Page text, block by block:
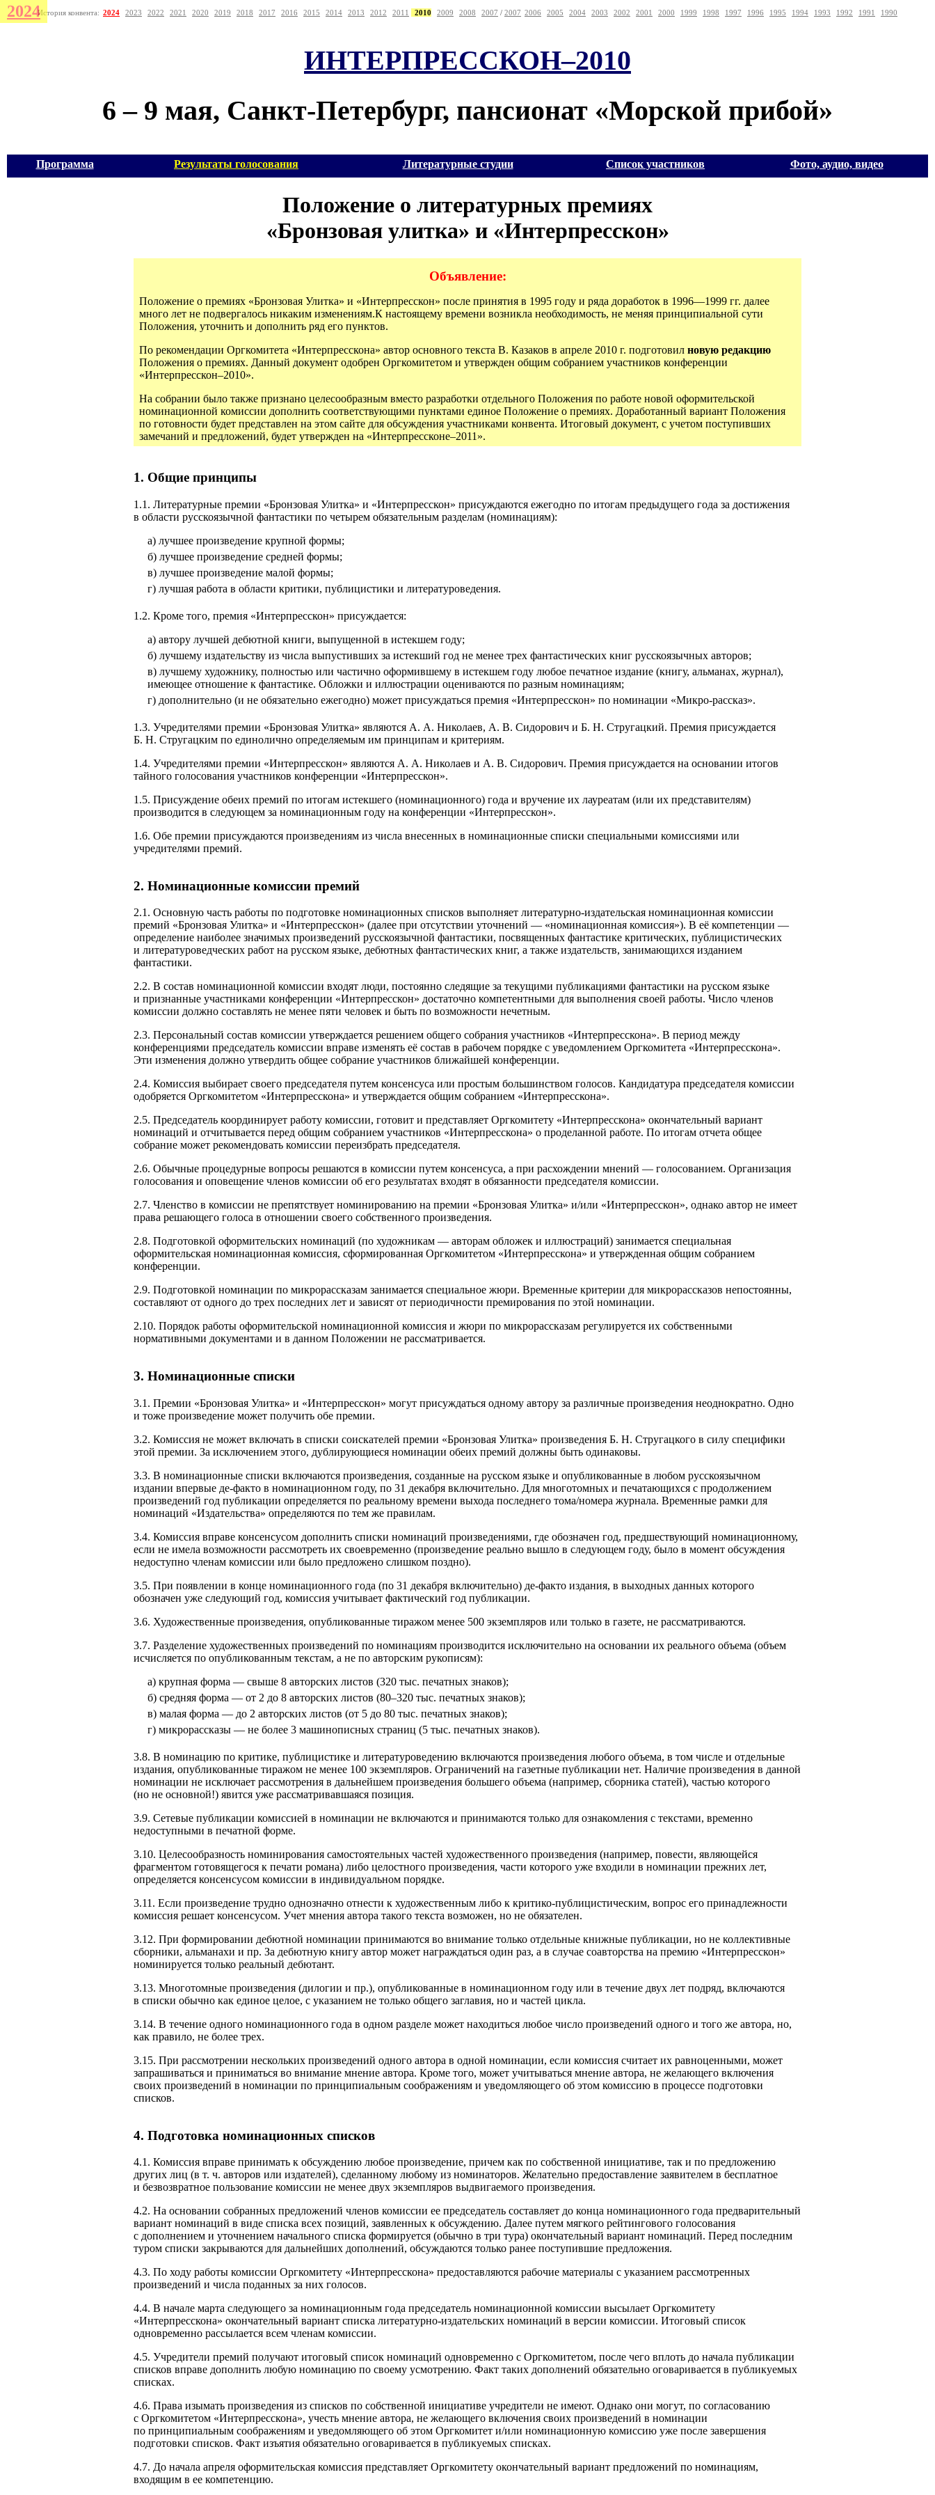
2024История конвента: 2024 2023 2022 2021 2020 2019 2018 2017 2016 2015 2014 2013 2012 2011 2010 2009 2008 2007 / 2007 2006 2005 2004 2003 2002 2001 2000 1999 1998 1997 1996 1995 1994 1993 1992 1991 1990
ИНТЕРПРЕССКОН–2010
6 – 9 мая, Санкт-Петербург, пансионат «Морской прибой»
Программа Результаты голосования Литературные студии Список участников Фото, аудио, видео
Положение о литературных премиях
«Бронзовая улитка» и «Интерпресскон»
Объявление:
Положение о премиях «Бронзовая Улитка» и «Интерпресскон» после принятия в 1995 году и ряда доработок в 1996—1999 гг. далее
много лет не подвергалось никаким изменениям.К настоящему времени возникла необходимость, не меняя принципиальной сути
Положения, уточнить и дополнить ряд его пунктов.
По рекомендации Оргкомитета «Интерпресскона» автор основного текста В. Казаков в апреле 2010 г. подготовил новую редакцию
Положения о премиях. Данный документ одобрен Оргкомитетом и утвержден общим собранием участников конференции
«Интерпресскон–2010».
На собрании было также признано целесообразным вместо разработки отдельного Положения по работе новой оформительской
номинационной комиссии дополнить соответствующими пунктами единое Положение о премиях. Доработанный вариант Положения
по готовности будет представлен на этом сайте для обсуждения участниками конвента. Итоговый документ, с учетом поступивших
замечаний и предложений, будет утвержден на «Интерпрессконе–2011».
1. Общие принципы
1.1. Литературные премии «Бронзовая Улитка» и «Интерпресскон» присуждаются ежегодно по итогам предыдущего года за достижения
в области русскоязычной фантастики по четырем обязательным разделам (номинациям):
а) лучшее произведение крупной формы;
б) лучшее произведение средней формы;
в) лучшее произведение малой формы;
г) лучшая работа в области критики, публицистики и литературоведения.
1.2. Кроме того, премия «Интерпресскон» присуждается:
а) автору лучшей дебютной книги, выпущенной в истекшем году;
б) лучшему издательству из числа выпустивших за истекший год не менее трех фантастических книг русскоязычных авторов;
в) лучшему художнику, полностью или частично оформившему в истекшем году любое печатное издание (книгу, альманах, журнал),
имеющее отношение к фантастике. Обложки и иллюстрации оцениваются по разным номинациям;
г) дополнительно (и не обязательно ежегодно) может присуждаться премия «Интерпресскон» по номинации «Микро-рассказ».
1.3. Учредителями премии «Бронзовая Улитка» являются А. А. Николаев, А. В. Сидорович и Б. Н. Стругацкий. Премия присуждается
Б. Н. Стругацким по единолично определяемым им принципам и критериям.
1.4. Учредителями премии «Интерпресскон» являются А. А. Николаев и А. В. Сидорович. Премия присуждается на основании итогов
тайного голосования участников конференции «Интерпресскон».
1.5. Присуждение обеих премий по итогам истекшего (номинационного) года и вручение их лауреатам (или их представителям)
производится в следующем за номинационным году на конференции «Интерпресскон».
1.6. Обе премии присуждаются произведениям из числа внесенных в номинационные списки специальными комиссиями или
учредителями премий.
2. Номинационные комиссии премий
2.1. Основную часть работы по подготовке номинационных списков выполняет литературно-издательская номинационная комиссии
премий «Бронзовая Улитка» и «Интерпресскон» (далее при отсутствии уточнений — «номинационная комиссия»). В её компетенции —
определение наиболее значимых произведений русскоязычной фантастики, посвященных фантастике критических, публицистических
и литературоведческих работ на русском языке, дебютных фантастических книг, а также издательств, занимающихся изданием
фантастики.
2.2. В состав номинационной комиссии входят люди, постоянно следящие за текущими публикациями фантастики на русском языке
и признанные участниками конференции «Интерпресскон» достаточно компетентными для выполнения своей работы. Число членов
комиссии должно составлять не менее пяти человек и быть по возможности нечетным.
2.3. Персональный состав комиссии утверждается решением общего собрания участников «Интерпресскона». В период между
конференциями председатель комиссии вправе изменять её состав в рабочем порядке с уведомлением Оргкомитета «Интерпресскона».
Эти изменения должно утвердить общее собрание участников ближайшей конференции.
2.4. Комиссия выбирает своего председателя путем консенсуса или простым большинством голосов. Кандидатура председателя комиссии
одобряется Оргкомитетом «Интерпресскона» и утверждается общим собранием «Интерпресскона».
2.5. Председатель координирует работу комиссии, готовит и представляет Оргкомитету «Интерпресскона» окончательный вариант
номинаций и отчитывается перед общим собранием участников «Интерпресскона» о проделанной работе. По итогам отчета общее
собрание может рекомендовать комиссии переизбрать председателя.
2.6. Обычные процедурные вопросы решаются в комиссии путем консенсуса, а при расхождении мнений — голосованием. Организация
голосования и оповещение членов комиссии об его результатах входят в обязанности председателя комиссии.
2.7. Членство в комиссии не препятствует номинированию на премии «Бронзовая Улитка» и/или «Интерпресскон», однако автор не имеет
права решающего голоса в отношении своего собственного произведения.
2.8. Подготовкой оформительских номинаций (по художникам — авторам обложек и иллюстраций) занимается специальная
оформительская номинационная комиссия, сформированная Оргкомитетом «Интерпресскона» и утвержденная общим собранием
конференции.
2.9. Подготовкой номинации по микрорассказам занимается специальное жюри. Временные критерии для микрорассказов непостоянны,
составляют от одного до трех последних лет и зависят от периодичности премирования по этой номинации.
2.10. Порядок работы оформительской номинационной комиссия и жюри по микрорассказам регулируется их собственными
нормативными документами и в данном Положении не рассматривается.
3. Номинационные списки
3.1. Премии «Бронзовая Улитка» и «Интерпресскон» могут присуждаться одному автору за различные произведения неоднократно. Одно
и тоже произведение может получить обе премии.
3.2. Комиссия не может включать в списки соискателей премии «Бронзовая Улитка» произведения Б. Н. Стругацкого в силу специфики
этой премии. За исключением этого, дублирующиеся номинации обеих премий должны быть одинаковы.
3.3. В номинационные списки включаются произведения, созданные на русском языке и опубликованные в любом русскоязычном
издании впервые де-факто в номинационном году, по 31 декабря включительно. Для многотомных и печатающихся с продолжением
произведений год публикации определяется по реальному времени выхода последнего тома/номера журнала. Временные рамки для
номинаций «Издательства» определяются по тем же правилам.
3.4. Комиссия вправе консенсусом дополнить списки номинаций произведениями, где обозначен год, предшествующий номинационному,
если не имела возможности рассмотреть их своевременно (произведение реально вышло в следующем году, было в момент обсуждения
недоступно членам комиссии или было предложено слишком поздно).
3.5. При появлении в конце номинационного года (по 31 декабря включительно) де-факто издания, в выходных данных которого
обозначен уже следующий год, комиссия учитывает фактический год публикации.
3.6. Художественные произведения, опубликованные тиражом менее 500 экземпляров или только в газете, не рассматриваются.
3.7. Разделение художественных произведений по номинациям производится исключительно на основании их реального объема (объем
исчисляется по опубликованным текстам, а не по авторским рукописям):
а) крупная форма — свыше 8 авторских листов (320 тыс. печатных знаков);
б) средняя форма — от 2 до 8 авторских листов (80–320 тыс. печатных знаков);
в) малая форма — до 2 авторских листов (от 5 до 80 тыс. печатных знаков);
г) микрорассказы — не более 3 машинописных страниц (5 тыс. печатных знаков).
3.8. В номинацию по критике, публицистике и литературоведению включаются произведения любого объема, в том числе и отдельные
издания, опубликованные тиражом не менее 100 экземпляров. Ограничений на газетные публикации нет. Наличие произведения в данной
номинации не исключает рассмотрения в дальнейшем произведения большего объема (например, сборника статей), частью которого
(но не основной!) явится уже рассматривавшаяся позиция.
3.9. Сетевые публикации комиссией в номинации не включаются и принимаются только для ознакомления с текстами, временно
недоступными в печатной форме.
3.10. Целесообразность номинирования самостоятельных частей художественного произведения (например, повести, являющейся
фрагментом готовящегося к печати романа) либо целостного произведения, части которого уже входили в номинации прежних лет,
определяется консенсусом комиссии в индивидуальном порядке.
3.11. Если произведение трудно однозначно отнести к художественным либо к критико-публицистическим, вопрос его принадлежности
комиссия решает консенсусом. Учет мнения автора такого текста возможен, но не обязателен.
3.12. При формировании дебютной номинации принимаются во внимание только отдельные книжные публикации, но не коллективные
сборники, альманахи и пр. За дебютную книгу автор может награждаться один раз, а в случае соавторства на премию «Интерпресскон»
номинируется только реальный дебютант.
3.13. Многотомные произведения (дилогии и пр.), опубликованные в номинационном году или в течение двух лет подряд, включаются
в списки обычно как единое целое, с указанием не только общего заглавия, но и частей цикла.
3.14. В течение одного номинационного года в одном разделе может находиться любое число произведений одного и того же автора, но,
как правило, не более трех.
3.15. При рассмотрении нескольких произведений одного автора в одной номинации, если комиссия считает их равноценными, может
запрашиваться и приниматься во внимание мнение автора. Кроме того, может учитываться мнение автора, не желающего включения
своих произведений в номинации по принципиальным соображениям и уведомляющего об этом комиссию в процессе подготовки
списков.
4. Подготовка номинационных списков
4.1. Комиссия вправе принимать к обсуждению любое произведение, причем как по собственной инициативе, так и по предложению
других лиц (в т. ч. авторов или издателей), сделанному любому из номинаторов. Желательно предоставление заявителем в бесплатное
и безвозвратное пользование комиссии не менее двух экземпляров выдвигаемого произведения.
4.2. На основании собранных предложений членов комиссии ее председатель составляет до конца номинационного года предварительный
вариант номинаций в виде списка всех позиций, заявленных к обсуждению. Далее путем мягкого рейтингового голосования
с дополнением и уточнением начального списка формируется (обычно в три тура) окончательный вариант номинаций. Перед последним
туром списки закрываются для дальнейших дополнений, обсуждаются только ранее поступившие предложения.
4.3. По ходу работы комиссии Оргкомитету «Интерпресскона» предоставляются рабочие материалы с указанием рассмотренных
произведений и числа поданных за них голосов.
4.4. В начале марта следующего за номинационным года председатель номинационной комиссии высылает Оргкомитету
«Интерпресскона» окончательный вариант списка литературно-издательских номинаций в версии комиссии. Итоговый список
одновременно рассылается всем членам комиссии.
4.5. Учредители премий получают итоговый список номинаций одновременно с Оргкомитетом, после чего вплоть до начала публикации
списков вправе дополнить любую номинацию по своему усмотрению. Факт таких дополнений обязательно оговаривается в публикуемых
списках.
4.6. Права изымать произведения из списков по собственной инициативе учредители не имеют. Однако они могут, по согласованию
с Оргкомитетом «Интерпресскона», учесть мнение автора, не желающего включения своих произведений в номинации
по принципиальным соображениям и уведомляющего об этом Оргкомитет и/или номинационную комиссию уже после завершения
подготовки списков. Факт изъятия обязательно оговаривается в публикуемых списках.
4.7. До начала апреля оформительская комиссия представляет Оргкомитету окончательный вариант предложений по номинациям,
входящим в ее компетенцию.